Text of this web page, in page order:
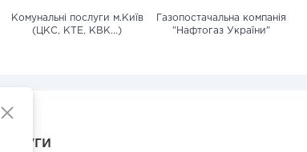
Комунальні послуги м.Київ
(ЦКС, КТЕ, КВК...)
Газопостачальна компанія
"Нафтогаз України"